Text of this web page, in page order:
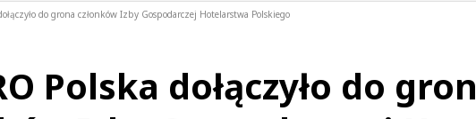
do grona członków Izby Gospodarczej Hotelarstwa Polskiego
Polska dołączyło do